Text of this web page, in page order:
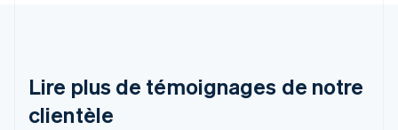
Lire plus de témoignages de notre
clientèle
Brésil
PortuguêsEnglish
Bulgarie